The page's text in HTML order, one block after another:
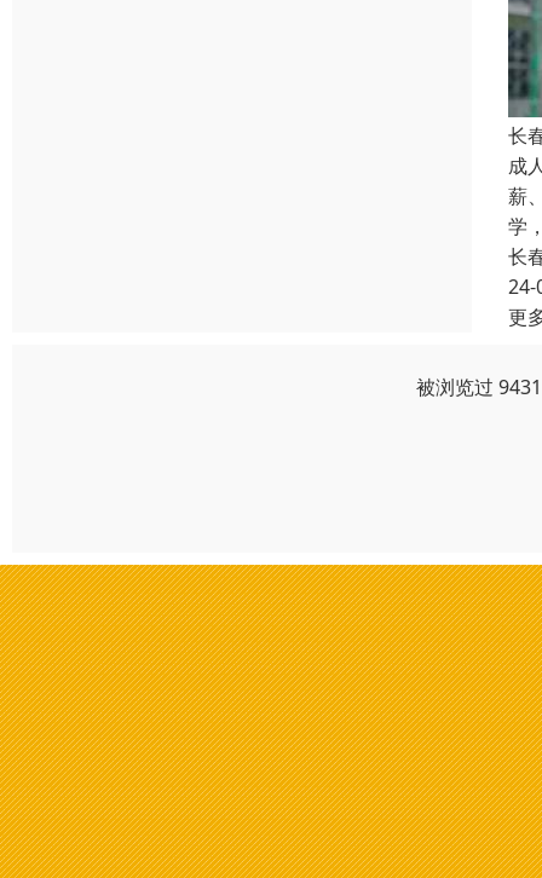
长
成
薪
学
长
24-
更
被浏览过